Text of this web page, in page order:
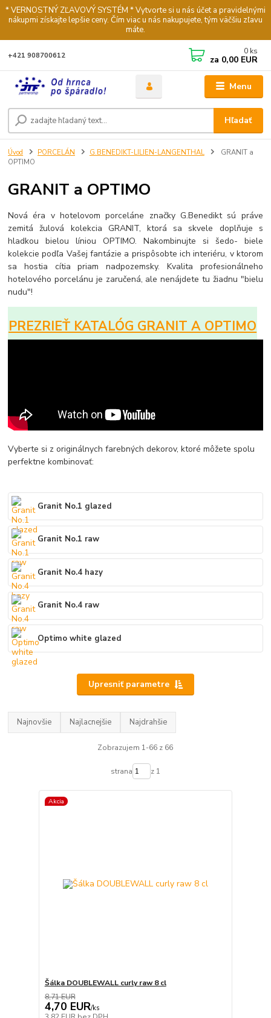
* VERNOSTNÝ ZĽAVOVÝ SYSTÉM * Vytvorte si u nás účet a pravidelnými
nákupmi získajte lepšie ceny. Čím viac u nás nakupujete, tým väčšiu zľavu
máte.
Menu
Hľadať
+421 908700612 0 ks
za 0,00 EUR
Úvod PORCELÁN G.BENEDIKT-LILIEN-LANGENTHAL
GRANIT a
OPTIMO
GRANIT a OPTIMO
Nová éra v hotelovom porceláne značky G.Benedikt sú práve
zemitá žulová kolekcia GRANIT, ktorá sa skvele doplňuje s
hladkou bielou líniou OPTIMO. Nakombinujte si šedo- biele
kolekcie podľa Vašej fantázie a prispôsobte ich interiéru, v ktorom
sa hostia cítia priam nadpozemsky. Kvalita profesionálneho
hotelového porcelánu je zaručená, ale nenájdete tu žiadnu "bielu
nudu"!
PREZRIEŤ KATALÓG GRANIT A OPTIMO
Vyberte si z originálnych farebných dekorov, ktoré môžete spolu
perfektne kombinovať:
Granit No.1 glazed
Granit No.1 raw
Granit No.4 hazy
Granit No.4 raw
Optimo white glazed
Upresniť parametre
Najnovšie Najlacnejšie Najdrahšie
Zobrazujem 1-66 z 66
strana z 1
Akcia
Šálka DOUBLEWALL curly raw 8 cl
8,71 EUR
4,70 EUR/ks